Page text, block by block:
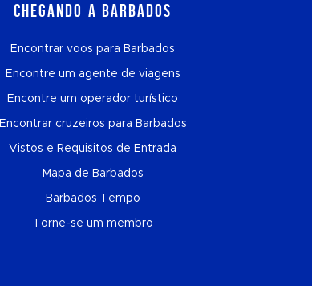
Chegando a Barbados
Encontrar voos para Barbados
Encontre um agente de viagens
Encontre um operador turístico
Encontrar cruzeiros para Barbados
Vistos e Requisitos de Entrada
Mapa de Barbados
Barbados Tempo
Torne-se um membro